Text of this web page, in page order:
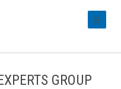
GROUP